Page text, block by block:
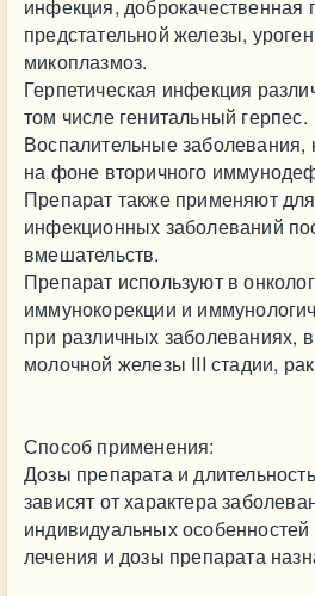
инфекция, доброкачественная
предстательной железы,
микоплазмоз.
Герпетическая инфекция
том числе генитальный герпес.
Воспалительные заболевания,
на фоне вторичного
Препарат также применяют
инфекционных заболеваний
вмешательств.
Препарат используют в
иммунокорекции и
при различных заболеваниях,
молочной железы III стадии, рак
Способ применения:
Дозы препарата и
зависят от характера
индивидуальных
лечения и дозы препарата